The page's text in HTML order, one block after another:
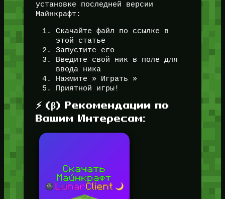
установке последней версии
Майнкрафт:
Скачайте файл по ссылке в
этой статье
Запустите его
Введите свой ник в поле для
ввода ника
Нажмите » Играть »
Приятной игры!
⚡ (β) Рекомендации по
Вашим Интересам: